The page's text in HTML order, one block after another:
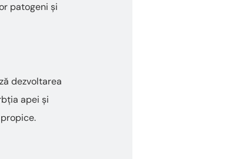
patogeni și
dezvoltarea
apei și